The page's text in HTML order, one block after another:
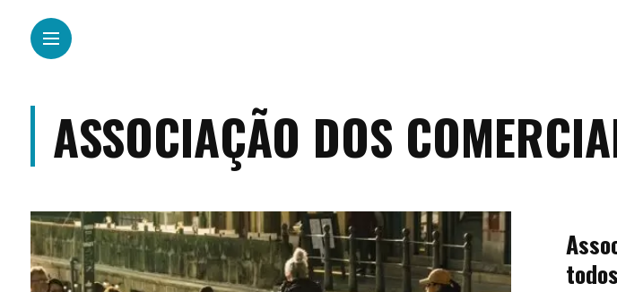
ASSOCIAÇÃO DOS
todos